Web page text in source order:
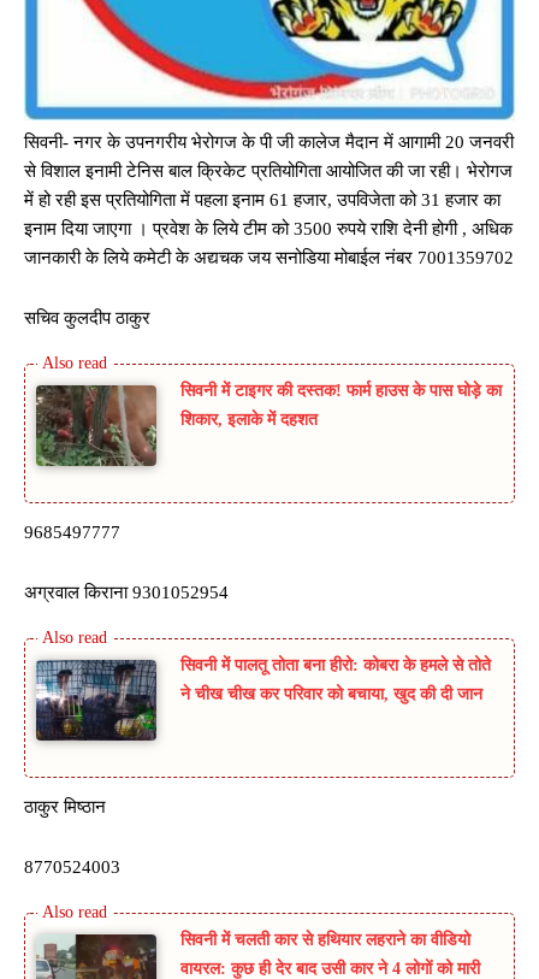
सिवनी- नगर के उपनगरीय भेरोगज के पी जी कालेज मैदान में आगामी 20 जनवरी
से विशाल इनामी टेनिस बाल क्रिकेट प्रतियोगिता आयोजित की जा रही। भेरोगज
में हो रही इस प्रतियोगिता में पहला इनाम 61 हजार, उपविजेता को 31 हजार का
इनाम दिया जाएगा । प्रवेश के लिये टीम को 3500 रुपये राशि देनी होगी , अधिक
जानकारी के लिये कमेटी के अद्यचक जय सनोडिया मोबाईल नंबर 7001359702
सचिव कुलदीप ठाकुर
सिवनी में टाइगर की दस्तक! फार्म हाउस के पास घोड़े का
शिकार, इलाके में दहशत
9685497777
अग्रवाल किराना 9301052954
सिवनी में पालतू तोता बना हीरो: कोबरा के हमले से तोते
ने चीख चीख कर परिवार को बचाया, खुद की दी जान
ठाकुर मिष्ठान
8770524003
सिवनी में चलती कार से हथियार लहराने का वीडियो
वायरल: कुछ ही देर बाद उसी कार ने 4 लोगों को मारी